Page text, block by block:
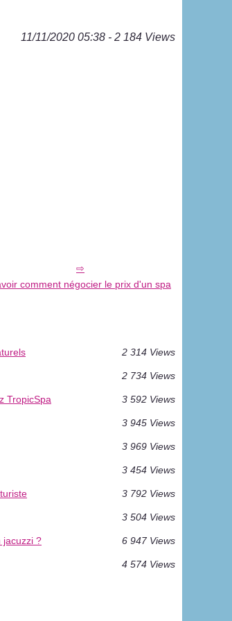
11/11/2020 05:38 - 2 184 Views
comment négocier le prix d'un spa
2 314 Views
2 734 Views
TropicSpa 3 592 Views
3 945 Views
3 969 Views
3 454 Views
3 792 Views
3 504 Views
jacuzzi ? 6 947 Views
4 574 Views